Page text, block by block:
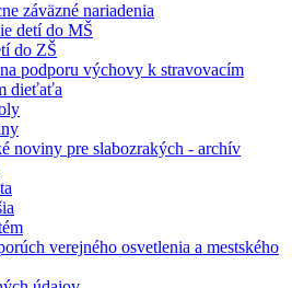
záväzné nariadenia
detí do MŠ
do ZŠ
podporu výchovy k stravovacím
dieťaťa
noviny pre slabozrakých - archív
verejného osvetlenia a mestského